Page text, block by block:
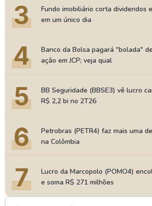
3
Fundo imobiliário corta dividendos
em um único dia
4
Banco da Bolsa pagará "bolada"
ação em JCP; veja qual
5
BB Seguridade (BBSE3) vê lucro
R$ 2,2 bi no 2T26
6
Petrobras (PETR4) faz mais uma
na Colômbia
7
Lucro da Marcopolo (POMO4)
e soma R$ 271 milhões